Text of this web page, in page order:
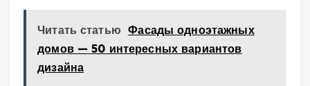
Читать статью Фасады одноэтажных
домов — 50 интересных вариантов
дизайна